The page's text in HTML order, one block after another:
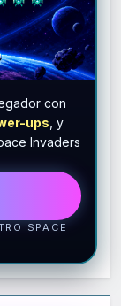
con
ups , y
Invaders
SPACE